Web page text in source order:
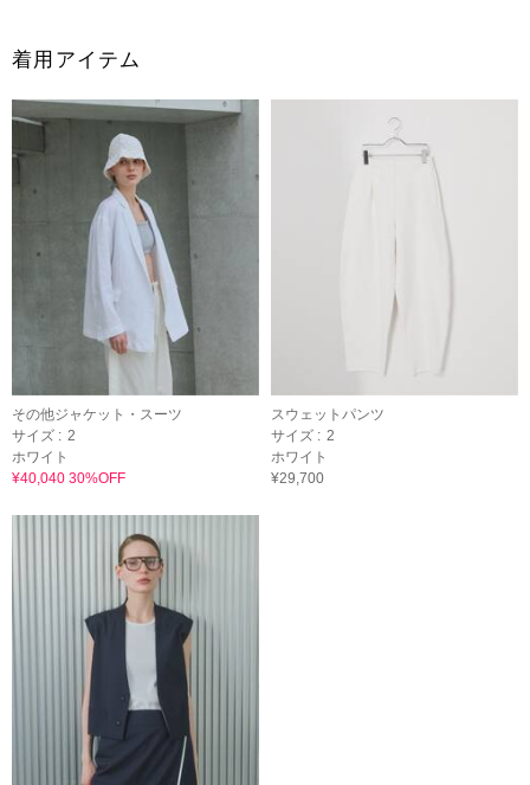
着用アイテム
その他ジャケット・スーツ
サイズ : 2
ホワイト
¥40,040 30%OFF
スウェットパンツ
サイズ : 2
ホワイト
¥29,700